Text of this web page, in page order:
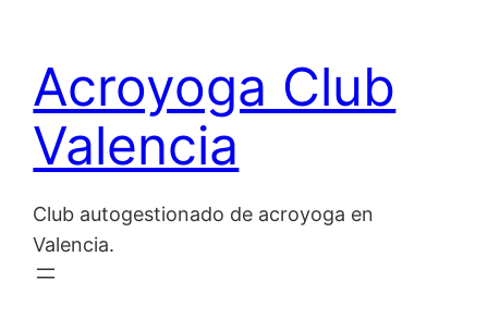
contenido
Acroyoga Club
Valencia
Club autogestionado de acroyoga en
Valencia.